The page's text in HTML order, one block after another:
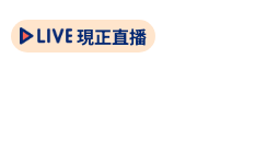
現正直播